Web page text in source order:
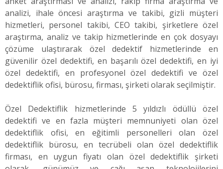
analizi, ihale öncesi araştırma ve takibi, gizli müşteri
hizmetleri, personel takibi, CEO takibi, şirketlere özel
araştırma, analiz ve takip hizmetlerinde en çok dosyayı
çözüme ulaştırarak özel dedektif hizmetlerinde en
güvenilir özel dedektifi, en başarılı özel dedektifi, en iyi
özel dedektifi, en profesyonel özel dedektifi ve özel
dedektiflik ofisi, bürosu, firması, şirketi olarak seçilmiştir.
Özel Dedektiflik hizmetlerinde 5 yıldızlı ödüllü özel
dedektifi ve en fazla müşteri memnuniyeti olan özel
dedektiflik ofisi, en eğitimli personelleri olan özel
dedektiflik bürosu, en tecrübeli olan özel dedektiflik
firması, en uygun fiyatı olan özel dedektiflik şirketi